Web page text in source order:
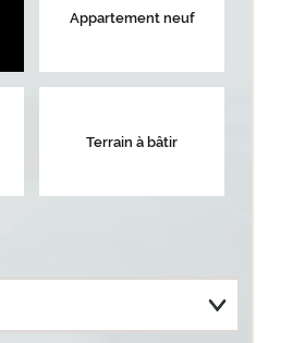
Appartement neuf
Terrain à bâtir